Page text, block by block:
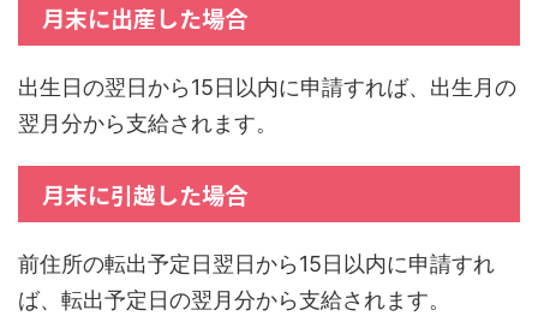
月末に出産した場合
出生日の翌日から15日以内に申請すれば、出生月の
翌月分から支給されます。
月末に引越した場合
前住所の転出予定日翌日から15日以内に申請すれ
ば、転出予定日の翌月分から支給されます。